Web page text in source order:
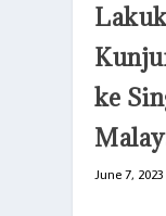
ke
June 7, 2023